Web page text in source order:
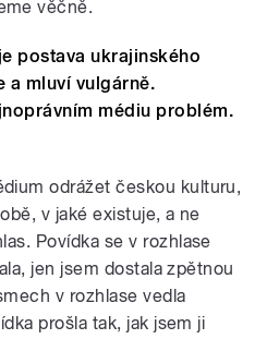
věčně.
postava ukrajinského
a mluví vulgárně.
médiu problém.
odrážet českou kulturu,
v jaké existuje, a ne
Povídka se v rozhlase
jen jsem dostala zpětnou
v rozhlase vedla
prošla tak, jak jsem ji